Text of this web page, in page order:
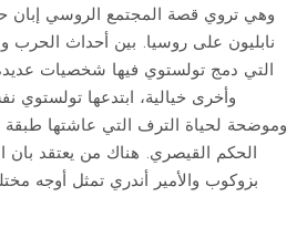
نابليون على روسيا. بين أحداث الحرب
التي دمج تولستوي فيها شخصيات عديدة،
وأخرى خيالية، ابتدعها
وموضحة لحياة الترف التي عاشتها طبقة
الحكم القيصري. هناك من يعتقد بان
بزوكوب والأمير أندري تمثل أوجه